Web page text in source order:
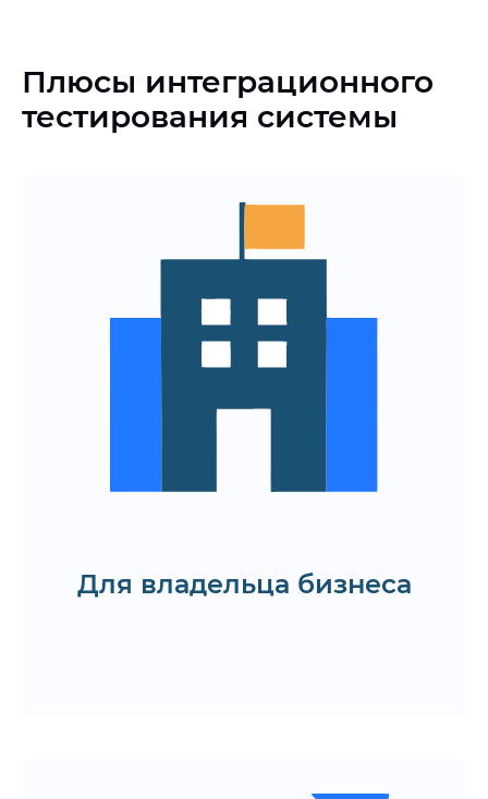
Плюсы интеграционного
тестирования системы
Для владельца бизнеса
Уверенность в стабильной работе
ключевых систем и сервисов
Снижение рисков простоев и
стыке модулей
Экономия на поддержке и
устранении критичных багов после
приложений